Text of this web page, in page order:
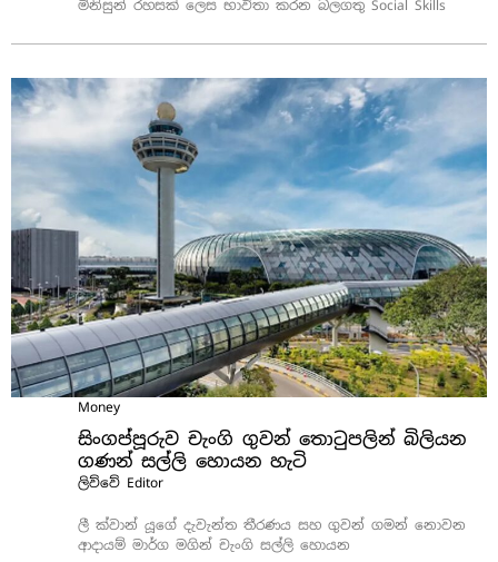
මිනිසුන් රහසක් ලෙස භාවිතා කරන බලගතු Social Skills
Money
සිංගප්පූරුව චැංගි ගුවන් තොටුපලින් බිලියන
ගණන් සල්ලි හොයන හැටි
ලිව්වේ Editor
ලී ක්වාන් යූගේ දැවැන්ත තීරණය සහ ගුවන් ගමන් නොවන
ආදායම් මාර්ග මගින් චැංගි සල්ලි හොයන